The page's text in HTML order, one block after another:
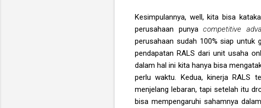
Kesimpulannya, well, kita bisa
perusahaan punyacompetitive
perusahaan sudah 100% siap untuk
pendapatan RALS dari unit usaha
dalam hal ini kita hanya bisa
perlu waktu. Kedua, kinerja RALS
menjelang lebaran, tapi setelah itu
bisa mempengaruhi sahamnya